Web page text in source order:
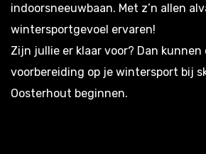
indoorsneeuwbaan. Met z’n allen
wintersportgevoel ervaren!
Zijn jullie er klaar voor? Dan
voorbereiding op je wintersport bij
Oosterhout beginnen.